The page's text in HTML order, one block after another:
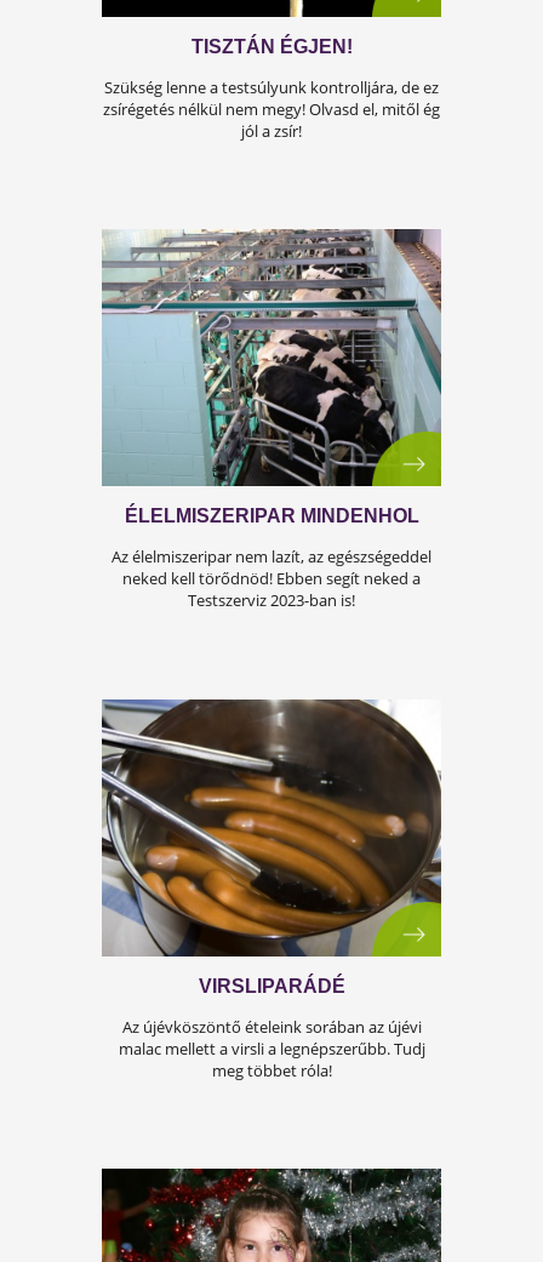
RAGASZKODSZ A KEDVENC
ÍZEIDHEZ?
KÉRSZ MÉG EGY SZELETET?
Az önmérséklet kevés! Tudd meg miért, és azt
is, hogy mégis mit tehetsz!